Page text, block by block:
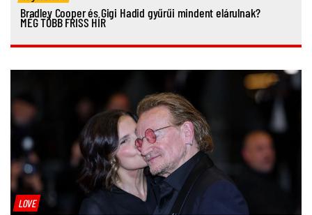
Bradley Cooper és Gigi Hadid gyűrűi mindent elárulnak?
MÉG TÖBB FRISS HÍR
LOVE